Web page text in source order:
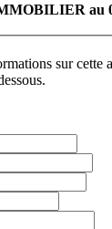
au
sur cette